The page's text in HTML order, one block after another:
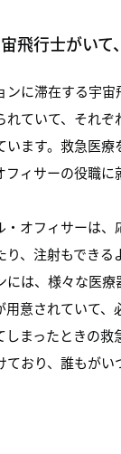
飛行士がいて
ンに滞在する宇
れていて、それ
います。救急医療
フィサーの役職に
オフィサーは、
り、注射もできる
には、様々な医療
用意されていて、
しまったときの救
ており、誰もがい